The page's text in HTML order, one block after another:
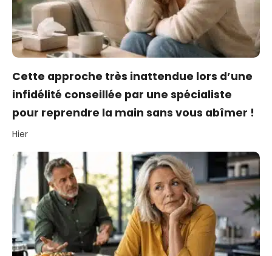
Cette approche très inattendue lors d’une
infidélité conseillée par une spécialiste
pour reprendre la main sans vous abîmer !
Hier